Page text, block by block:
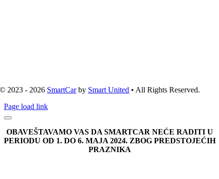
© 2023 - 2026 SmartCarby Smart United • All Rights Reserved.
Page load link
OBAVEŠTAVAMO VAS DA SMARTCAR NEĆE RADITI U
PERIODU OD 1. DO 6. MAJA 2024. ZBOG PREDSTOJEĆIH
PRAZNIKA